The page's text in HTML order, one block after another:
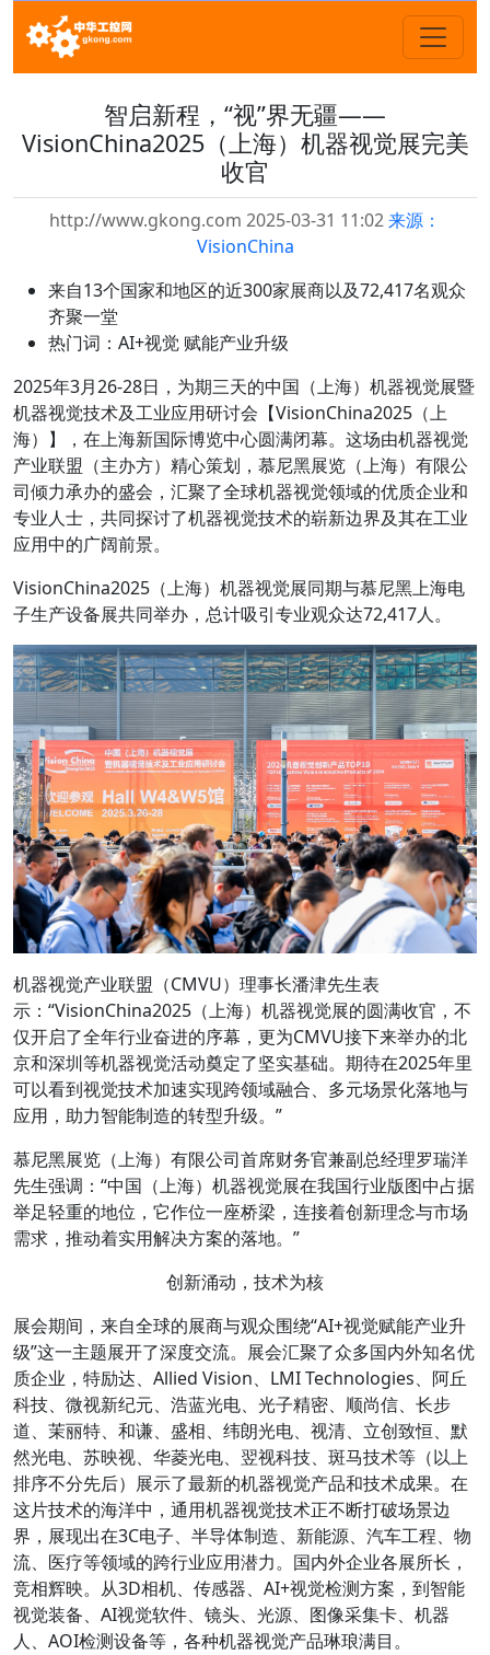
智启新程，“视”界无疆——
VisionChina2025（上海）机器视觉展完美
收官
http://www.gkong.com 2025-03-31 11:02来源：
VisionChina
来自13个国家和地区的近300家展商以及72,417名观众
齐聚一堂
热门词：AI+视觉 赋能产业升级
2025年3月26-28日，为期三天的中国（上海）机器视觉展暨
机器视觉技术及工业应用研讨会【VisionChina2025（上
海）】，在上海新国际博览中心圆满闭幕。这场由机器视觉
产业联盟（主办方）精心策划，慕尼黑展览（上海）有限公
司倾力承办的盛会，汇聚了全球机器视觉领域的优质企业和
专业人士，共同探讨了机器视觉技术的崭新边界及其在工业
应用中的广阔前景。
VisionChina2025（上海）机器视觉展同期与慕尼黑上海电
子生产设备展共同举办，总计吸引专业观众达72,417人。
机器视觉产业联盟（CMVU）理事长潘津先生表
示：“VisionChina2025（上海）机器视觉展的圆满收官，不
仅开启了全年行业奋进的序幕，更为CMVU接下来举办的北
京和深圳等机器视觉活动奠定了坚实基础。期待在2025年里
可以看到视觉技术加速实现跨领域融合、多元场景化落地与
应用，助力智能制造的转型升级。”
慕尼黑展览（上海）有限公司首席财务官兼副总经理罗瑞洋
先生强调：“中国（上海）机器视觉展在我国行业版图中占据
举足轻重的地位，它作位一座桥梁，连接着创新理念与市场
需求，推动着实用解决方案的落地。”
创新涌动，技术为核
展会期间，来自全球的展商与观众围绕“AI+视觉赋能产业升
级”这一主题展开了深度交流。展会汇聚了众多国内外知名优
质企业，特励达、Allied Vision、LMI Technologies、阿丘
科技、微视新纪元、浩蓝光电、光子精密、顺尚信、长步
道、茉丽特、和谦、盛相、纬朗光电、视清、立创致恒、默
然光电、苏映视、华菱光电、翌视科技、斑马技术等（以上
排序不分先后）展示了最新的机器视觉产品和技术成果。在
这片技术的海洋中，通用机器视觉技术正不断打破场景边
界，展现出在3C电子、半导体制造、新能源、汽车工程、物
流、医疗等领域的跨行业应用潜力。国内外企业各展所长，
竞相辉映。从3D相机、传感器、AI+视觉检测方案，到智能
视觉装备、AI视觉软件、镜头、光源、图像采集卡、机器
人、AOI检测设备等，各种机器视觉产品琳琅满目。